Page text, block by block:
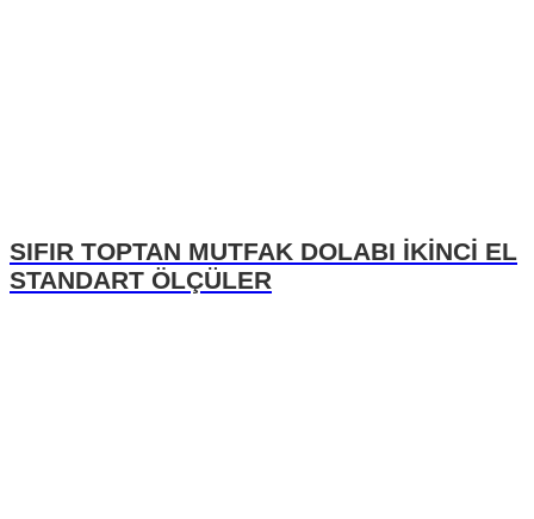
SIFIR TOPTAN MUTFAK DOLABI İKİNCİ EL
STANDART ÖLÇÜLER